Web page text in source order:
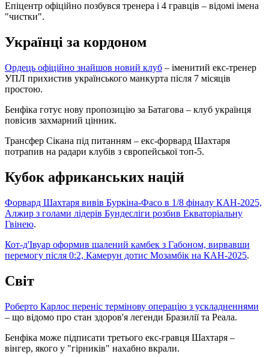
Епіцентр офіційно позбувся тренера і 4 гравців – відомі імена
"чистки".
Українці за кордоном
Ордець офіційно знайшов новий клуб – іменитий екс-тренер
УПЛ прихистив українського манкурта після 7 місяців
простою.
Бенфіка готує нову пропозицію за Батагова – клуб українця
повісив захмарний цінник.
Трансфер Сікана під питанням – екс-форвард Шахтаря
потрапив на радари клубів з європейської топ-5.
Кубок африканських націй
Форвард Шахтаря вивів Буркіна-Фасо в 1/8 фіналу КАН-2025,
Алжир з голами лідерів Бундесліги розбив Екваторіальну
Гвінею.
Кот-д'Івуар оформив шалений камбек з Габоном, вирвавши
перемогу після 0:2, Камерун дотис Мозамбік на КАН-2025.
Світ
Роберто Карлос переніс термінову операцію з ускладненнями
– що відомо про стан здоров'я легенди Бразилії та Реала.
Бенфіка може підписати третього екс-гравця Шахтаря –
вінгер, якого у "гірників" нахабно вкрали.